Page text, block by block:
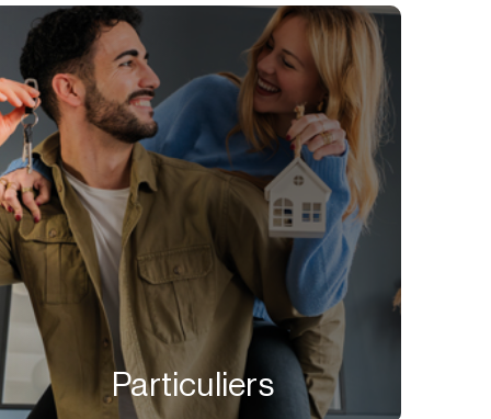
Particuliers